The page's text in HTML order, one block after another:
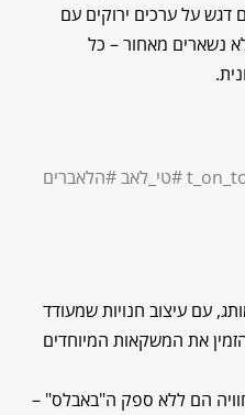
דגש על ערכים ירוקים עם
נשארים מאחור – כל
#טי_לאב#הלאברים
עם עיצוב חנויות שמעודד
את המשקאות המיוחדים
הם ללא ספק ה"באבלס" –